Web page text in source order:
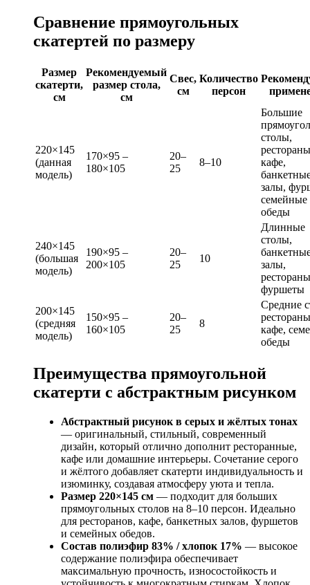
Сравнение прямоугольных
скатертей по размеру
Размер
скатерти,
см
Рекомендуемый
размер стола,
см
Свес,
см
Количество
персон
220×145
(данная
модель)
170×95 –
180×105
20–
25
8–10
Большие
столы,
кафе,
залы,
семейные
обеды
240×145
(большая
модель)
190×95 –
200×105
20–
25
10
Длинные
столы,
залы,
фуршеты
200×145
(средняя
модель)
150×95 –
160×105
20–
25
8
Средние
кафе,
обеды
Преимущества прямоугольной
скатерти с абстрактным рисунком
Абстрактный рисунок в серых и жёлтых тонах
— оригинальный, стильный, современный
дизайн, который отлично дополнит ресторанные,
кафе или домашние интерьеры. Сочетание серого
и жёлтого добавляет скатерти индивидуальность и
изюминку, создавая атмосферу уюта и тепла.
Размер 220×145 см — подходит для больших
прямоугольных столов на 8–10 персон. Идеально
для ресторанов, кафе, банкетных залов, фуршетов
и семейных обедов.
Состав полиэфир 83% / хлопок 17% — высокое
содержание полиэфира обеспечивает
максимальную прочность, износостойкость и